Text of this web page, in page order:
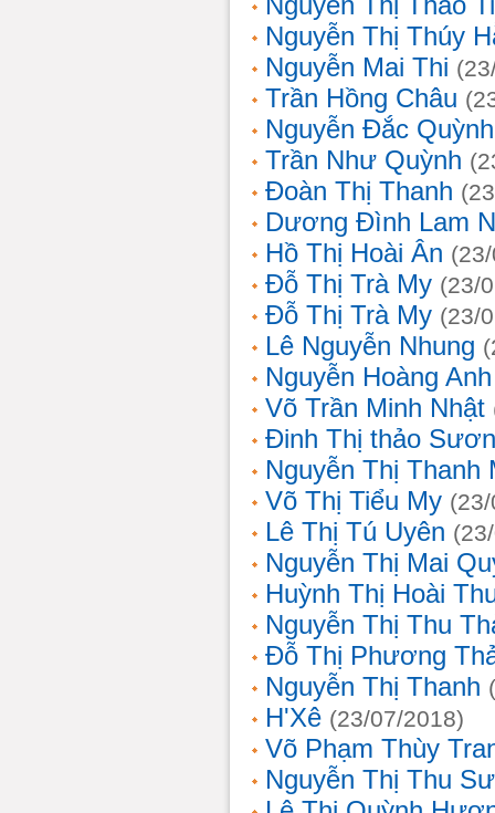
Nguyễn Thị Thúy
Nguyễn Mai Thi
Trần Hồng Châu
Nguyễn Đắc
Trần Như Quỳnh
Đoàn Thị Thanh
Dương Đình Lam
Hồ Thị Hoài Ân
Đỗ Thị Trà My (23/
Đỗ Thị Trà My (23/
Lê Nguyễn Nhung
Nguyễn Hoàng Anh
Võ Trần Minh Nhật
Đinh Thị thảo
Nguyễn Thị Thanh
Võ Thị Tiểu My
Lê Thị Tú Uyên
Nguyễn Thị Mai
Huỳnh Thị Hoài
Nguyễn Thị Thu
Đỗ Thị Phương
Nguyễn Thị Thanh
H'Xê (23/07/2018)
Võ Phạm Thùy
Nguyễn Thị Thu